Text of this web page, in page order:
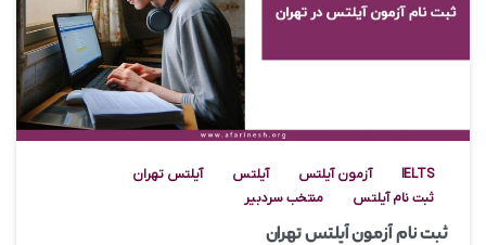
0
IELTS آزمون آیلتس آیلتس
آیلتس تهران
ثبت نام آیلتس
منتخب سردبیر
ثبت نام آزمون آیلتس تهران